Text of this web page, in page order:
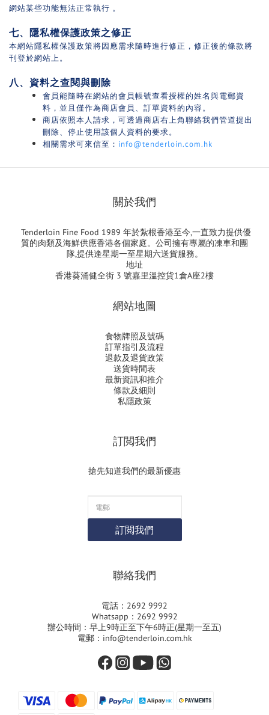
網站某些功能無法正常執行 。
七、隱私權保護政策之修正
本網站隱私權保護政策將因應需求隨時進行修正，修正後的條款將
刊登於網站上。
八、資料之查閱與刪除
會員能隨時在網站的會員帳號查看授權的姓名與電郵資
料，並且僅作為商店會員、訂單資料的內容。
商店依照本人請求，可透過商店右上角聯絡我們管道提出
刪除、停止使用該個人資料的要求。
相關需求可來信至： info@tenderloin.com.hk
關於我們
Tenderloin Fine Food 1989 年於紮根香港至今,一直致力提供優
質的肉類及海鮮供應香港各個家庭。公司擁有專屬的凍車和團
隊,提供逢星期一至星期六送貨服務。
地址
香港葵涌健全街 3 號嘉里溫控貨1倉A座2樓
網站地圖
食物牌照及號碼
訂單指引及流程
退款及退貨政策
送貨時間表
最新資訊和推介
條款及細則
私隱政策
訂閲我們
搶先知道我們的最新優惠
訂閲我們
聯絡我們
電話：2692 9992
Whatsapp：2692 9992
辦公時間：早上9時正至下午6時正(星期一至五)
電郵：info@tenderloin.com.hk